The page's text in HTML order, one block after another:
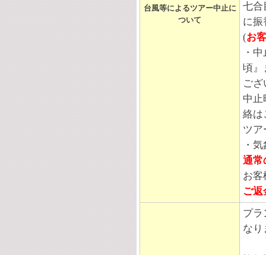
台風等によるツアー中止に
ついて
七合
に振
(お
・
頃』
ござ
中止
絡は
ツア
・
通常
お客
ご
プラ
なり